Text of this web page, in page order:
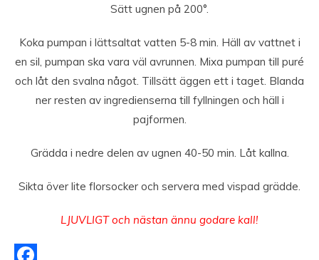
Sätt ugnen på 200°.
Koka pumpan i lättsaltat vatten 5-8 min. Häll av vattnet i
en sil, pumpan ska vara väl avrunnen. Mixa pumpan till puré
och låt den svalna något. Tillsätt äggen ett i taget. Blanda
ner resten av ingredienserna till fyllningen och häll i
pajformen.
Grädda i nedre delen av ugnen 40-50 min. Låt kallna.
Sikta över lite florsocker och servera med vispad grädde.
LJUVLIGT och nästan ännu godare kall!